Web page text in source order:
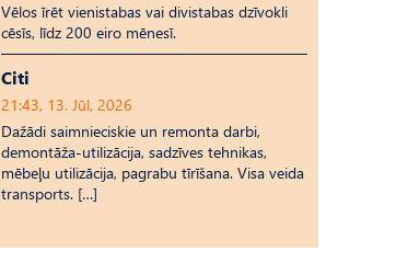
Vēlos īrēt vienistabas vai divistabas dzīvokli
cēsīs, līdz 200 eiro mēnesī.
Citi
21:43, 13. Jūl, 2026
Dažādi saimnieciskie un remonta darbi,
demontāža-utilizācija, sadzīves tehnikas,
mēbeļu utilizācija, pagrabu tīrīšana. Visa veida
transports. […]